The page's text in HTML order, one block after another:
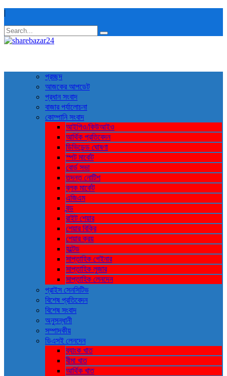
|
প্রচ্ছদ
আজকের আপডেট
প্রধান সংবাদ
বাজার পর্যালোচনা
কোম্পানি সংবাদ
আইপিও/কিউআইও
আর্থিক প্রতিবেদন
ডিভিডেন্ড ঘোষণা
স্পট মার্কেট
বোর্ড সভা
তদন্ত নোটিশ
ব্লক মার্কেট
এজিএম
বন্ড
রাইট শেয়ার
শেয়ার বিক্রি
শেয়ার ক্রয়
হল্টেড
সাপ্তাহিক গেইনার
সাপ্তাহিক লুজার
সাপ্তাহিক লেনদেন
প্রাইস সেনসিটিভ
বিশেষ প্রতিবেদন
বিশেষ সংবাদ
অনুসন্ধানী
সম্পাদকীয়
ডিএসই লেনদেন
ব্যাংক খাত
বীমা খাত
আর্থিক খাত